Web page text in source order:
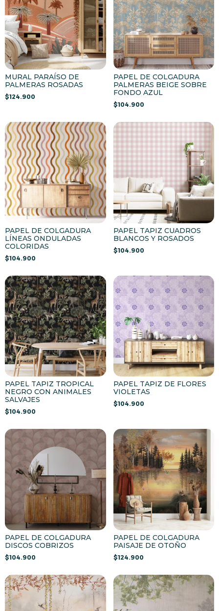
MURAL PARAÍSO DE
PALMERAS ROSADAS
$124.900
PAPEL DE COLGADURA
PALMERAS BEIGE SOBRE
FONDO AZUL
$104.900
PAPEL DE COLGADURA
LÍNEAS ONDULADAS
COLORIDAS
$104.900
PAPEL TAPIZ CUADROS
BLANCOS Y ROSADOS
$104.900
PAPEL TAPIZ TROPICAL
NEGRO CON ANIMALES
SALVAJES
$104.900
PAPEL TAPIZ DE FLORES
VIOLETAS
$104.900
PAPEL DE COLGADURA
DISCOS COBRIZOS
$104.900
PAPEL DE COLGADURA
PAISAJE DE OTOÑO
$124.900